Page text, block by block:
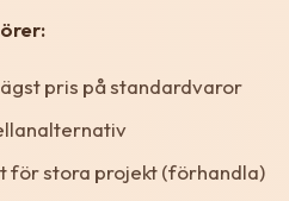
pris på standardvaror
för stora projekt (förhandla)